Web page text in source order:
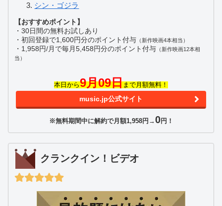
シン・ゴジラ
【おすすめポイント】
・30日間の無料お試しあり
・初回登録で1,600円分のポイント付与 （新作映画4本相当）
・1,958円/月で毎月5,458円分のポイント付与 （新作映画12本相
当）
本日から9月09日まで月額無料！
music.jp公式サイト
※無料期間中に解約で月額1,958円→0円！
クランクイン！ビデオ